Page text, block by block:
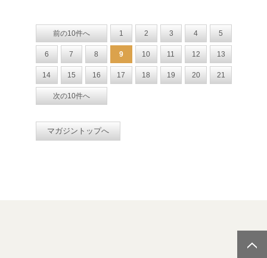
前の10件へ 1 2 3 4 5
6 7 8 9 10 11 12 13
14 15 16 17 18 19 20 21
次の10件へ
マガジントップへ